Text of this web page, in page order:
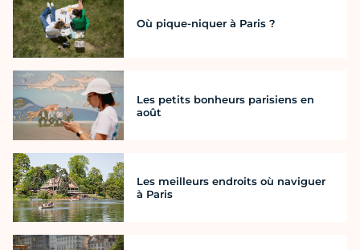
Où pique-niquer à Paris ?
Les petits bonheurs parisiens en
août
Les meilleurs endroits où naviguer
à Paris